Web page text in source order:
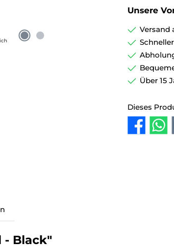
Unsere
Versand
Über 15
Dieses
- Black"